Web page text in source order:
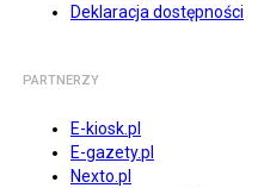
Deklaracja dostępności
PARTNERZY
E-kiosk.pl
E-gazety.pl
Nexto.pl